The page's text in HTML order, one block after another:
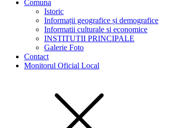
Comuna
Istoric
Informații geografice și demografice
Informatii culturale si economice
INSTITUTII PRINCIPALE
Galerie Foto
Contact
Monitorul Oficial Local